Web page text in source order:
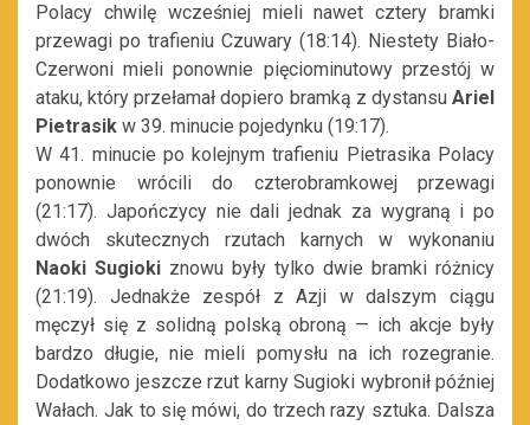
Polacy chwilę wcześniej mieli nawet cztery bramki
przewagi po trafieniu Czuwary (18:14). Niestety Biało-
Czerwoni mieli ponownie pięciominutowy przestój w
ataku, który przełamał dopiero bramką z dystansu Ariel
Pietrasik w 39. minucie pojedynku (19:17).
W 41. minucie po kolejnym trafieniu Pietrasika Polacy
ponownie wrócili do czterobramkowej przewagi
(21:17). Japończycy nie dali jednak za wygraną i po
dwóch skutecznych rzutach karnych w wykonaniu
Naoki Sugioki znowu były tylko dwie bramki różnicy
(21:19). Jednakże zespół z Azji w dalszym ciągu
męczył się z solidną polską obroną — ich akcje były
bardzo długie, nie mieli pomysłu na ich rozegranie.
Dodatkowo jeszcze rzut karny Sugioki wybronił później
Wałach. Jak to się mówi, do trzech razy sztuka. Dalsza